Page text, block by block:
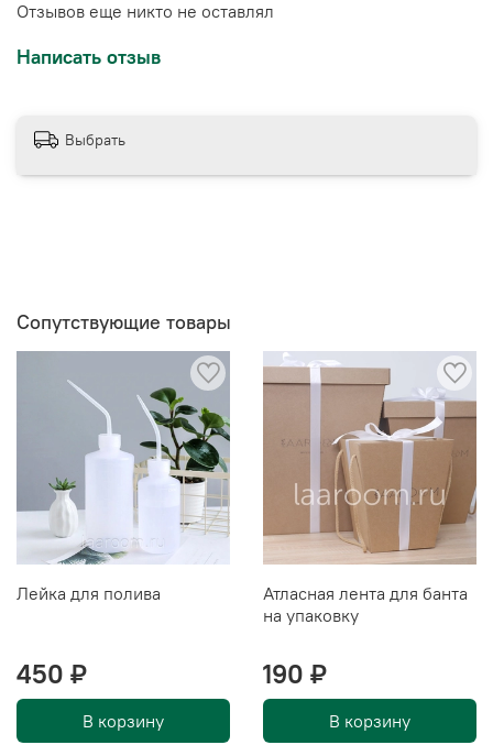
Отзывов еще никто не оставлял
Написать отзыв
Выбрать
Сопутствующие товары
Лейка для полива
450 ₽
В корзину
Атласная лента для банта
на упаковку
190 ₽
В корзину